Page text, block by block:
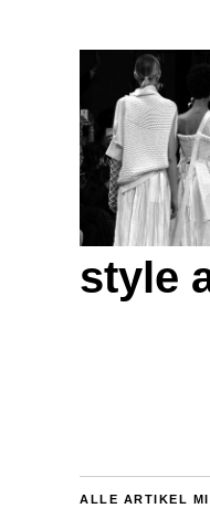
style
ALLE ARTIKEL